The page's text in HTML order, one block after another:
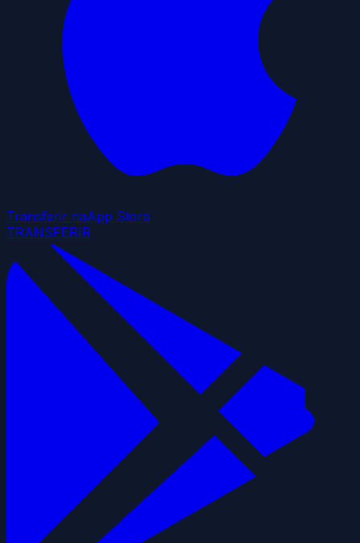
Transferir naApp Store
TRANSFERIR